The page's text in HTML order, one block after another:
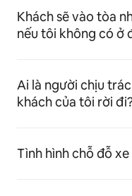
Khách sẽ vào tòa
nếu tôi không có ở
Ai là người chịu
khách của tôi rời
Tình hình chỗ đỗ